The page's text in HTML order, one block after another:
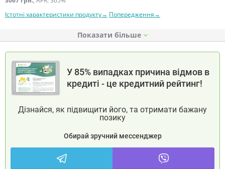
Істотні характеристики продукту→ Попередження→
Показати
У 85% випадках причина відмов в
кредиті - це кредитний рейтинг!
Дізнайся, як підвищити його, та отримати бажану
позику
Обирай зручний мессенджер